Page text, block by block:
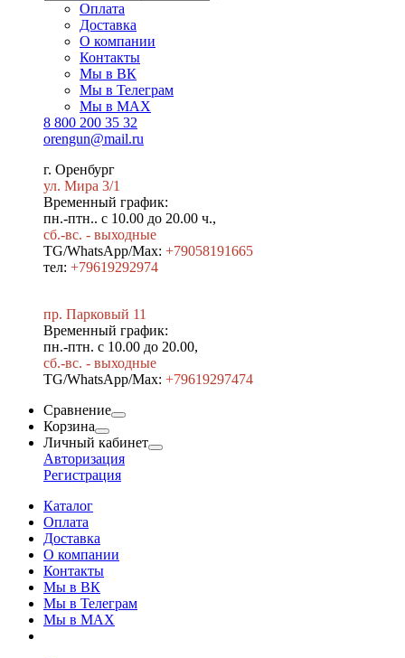
Оплата
Доставка
О компании
Контакты
Мы в ВК
Мы в Телеграм
Мы в МAX
8 800 200 35 32
orengun@mail.ru
г. Оренбург
ул. Мира 3/1
Временный график:
пн.-птн.. с 10.00 до 20.00 ч.,
сб.-вс. - выходные
TG/WhatsApp/Max: +79058191665
тел: +79619292974
пр. Парковый 11
Временный график:
пн.-птн. с 10.00 до 20.00,
сб.-вс. - выходные
TG/WhatsApp/Max: +79619297474
Сравнение
Корзина
Личный кабинет
Авторизация
Регистрация
Каталог
Оплата
Доставка
О компании
Контакты
Мы в ВК
Мы в Телеграм
Мы в МAX